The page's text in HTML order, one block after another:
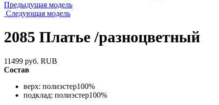
Предыдущая модель
Следующая модель
2085 Платье /разноцветный
11499 руб. RUB
Состав
верх: полиэстер100%
подклад: полиэстер100%